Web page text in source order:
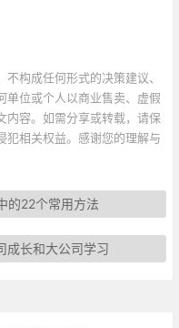
构成任何形式的决策建议、
单位或个人以商业售卖、虚假
内容。如需分享或转载，请保
犯相关权益。感谢您的理解与
的22个常用方法
成长和大公司学习